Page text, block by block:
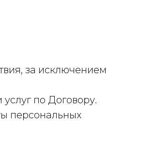
за исключением
по Договору.
персональных